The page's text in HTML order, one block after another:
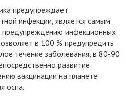
предупреждает
инфекции, является самым
инфекционных
в 100 % предупредить
течение заболевания, в 80-90
развитие
вакцинации на планете
оспа.